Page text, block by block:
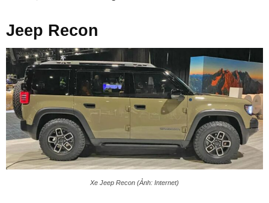
Jeep Recon
Xe Jeep Recon (Ảnh: Internet)